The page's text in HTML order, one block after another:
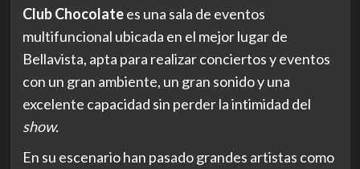
Club Chocolatees una sala de eventos
multifuncional ubicada en el mejor lugar de
Bellavista, apta para realizar conciertos y eventos
con un gran ambiente, un gran sonido y una
excelente capacidad sin perder la intimidad del
show.
En su escenario han pasado grandes artistas como